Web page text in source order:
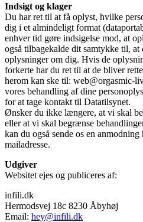
Indsigt og klager
Du har ret til at få oplyst, hvilke
dig i et almindeligt format
enhver tid gøre indsigelse mod, at
også tilbagekalde dit samtykke til, at
oplysninger om dig. Hvis de
forkerte har du ret til at de bliver
herom kan ske til: web@orgasmic-
vores behandling af dine
for at tage kontakt til Datatilsynet.
Ønsker du ikke længere, at vi skal
eller at vi skal begrænse
kan du også sende os en
mailadresse.
Udgiver
Websitet ejes og publiceres af:
infili.dk
Hermodsvej 18c 8230 Åbyhøj
Email: hey@infili.dk